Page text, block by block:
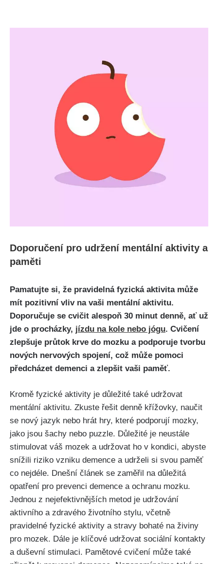
Doporučení pro udržení mentální aktivity a
paměti
Pamatujte si, že pravidelná fyzická aktivita může
mít pozitivní vliv na vaši mentální aktivitu.
Doporučuje se cvičit alespoň 30 minut denně, ať už
jde o procházky, jízdu na kole nebo jógu. Cvičení
zlepšuje průtok krve do mozku a podporuje tvorbu
nových nervových spojení, což může pomoci
předcházet demenci a zlepšit vaši paměť.
Kromě fyzické aktivity je důležité také udržovat
mentální aktivitu. Zkuste řešit denně křížovky, naučit
se nový jazyk nebo hrát hry, které podporují mozky,
jako jsou šachy nebo puzzle. Důležité je neustále
stimulovat váš mozek a udržovat ho v kondici, abyste
snížili riziko vzniku demence a udrželi si svou paměť
co nejdéle. Dnešní článek se zaměřil na důležitá
opatření pro prevenci demence a ochranu mozku.
Jednou z nejefektivnějších metod je udržování
aktivního a zdravého životního stylu, včetně
pravidelné fyzické aktivity a stravy bohaté na živiny
pro mozek. Dále je klíčové udržovat sociální kontakty
a duševní stimulaci. Pamětové cvičení může také